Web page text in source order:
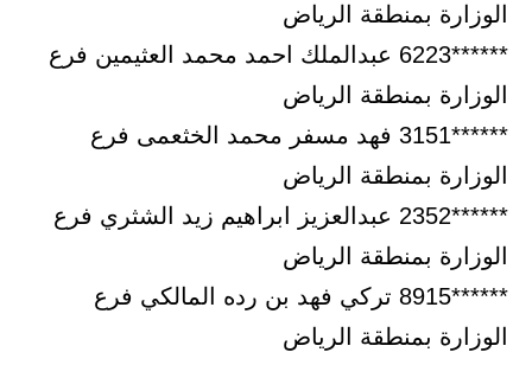
الوزارة بمنطقة الرياض
******6223 عبدالملك احمد محمد العثيمين فرع
الوزارة بمنطقة الرياض
******3151 فهد مسفر محمد الخثعمى فرع
الوزارة بمنطقة الرياض
******2352 عبدالعزيز ابراهيم زيد الشثري فرع
الوزارة بمنطقة الرياض
******8915 تركي فهد بن رده المالكي فرع
الوزارة بمنطقة الرياض